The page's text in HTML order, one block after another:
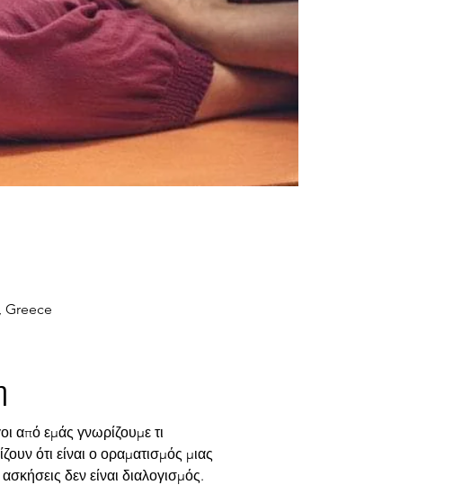
Greece
από εμάς γνωρίζουμε τι
ότι είναι ο οραματισμός μιας
δεν είναι διαλογισμός.